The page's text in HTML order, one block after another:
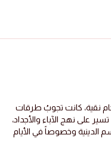
نقية، كانت تجوبُ طرقات
على نهج الآباء والأجداد،
الدينية وخصوصاً في الأيام